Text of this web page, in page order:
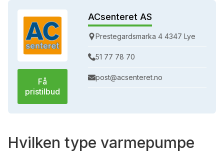
Få
pristilbud
ACsenteret AS
Prestegardsmarka 4 4347 Lye
51 77 78 70
post@acsenteret.no
Hvilken type varmepumpe